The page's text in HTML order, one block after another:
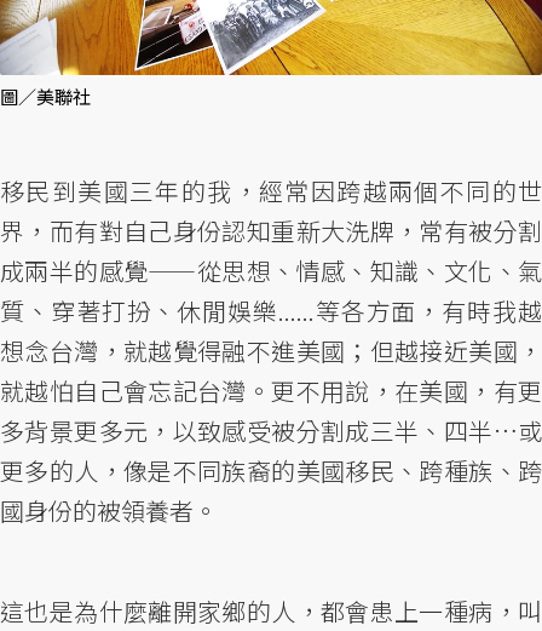
圖／美聯社
移民到美國三年的我，經常因跨越兩個不同的世
界，而有對自己身份認知重新大洗牌，常有被分割
成兩半的感覺——從思想、情感、知識、文化、氣
質、穿著打扮、休閒娛樂......等各方面，有時我越
想念台灣，就越覺得融不進美國；但越接近美國，
就越怕自己會忘記台灣。更不用說，在美國，有更
多背景更多元，以致感受被分割成三半、四半…或
更多的人，像是不同族裔的美國移民、跨種族、跨
國身份的被領養者。
這也是為什麼離開家鄉的人，都會患上一種病，叫